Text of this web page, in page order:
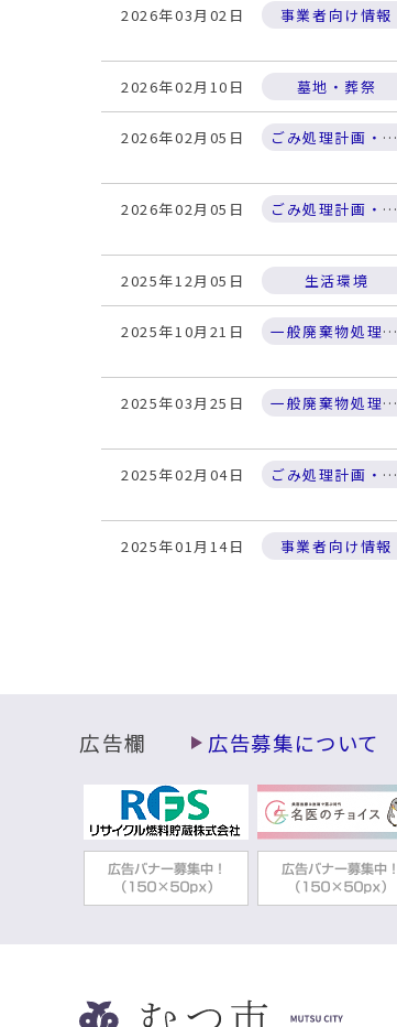
2026年03月02日 事業者向け情報
2026年02月10日 墓地・葬祭
2026年02月05日 ごみ処理計画・取組
2026年02月05日 ごみ処理計画・取組
2025年12月05日 生活環境
2025年10月21日 一般廃棄物処理施設
2025年03月25日 一般廃棄物処理施設
2025年02月04日 ごみ処理計画・取組
2025年01月14日 事業者向け情報
2024年03月28日 交通安全情報
2024年03月28日 交通安全情報
2024年03月13日 交通安全情報
広告欄 広告募集について